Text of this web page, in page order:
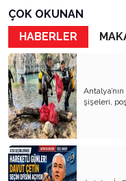
Gazetecinin kaderi!..
Turizmde Herşey
MB Başkanı ve
Padişahın Vergi
Erdoğan ve Özel’e
Bahçeli siyasetin
Artık yeter!.. Başka
ÇOK OKUNAN
HABERLER
şişeleri,